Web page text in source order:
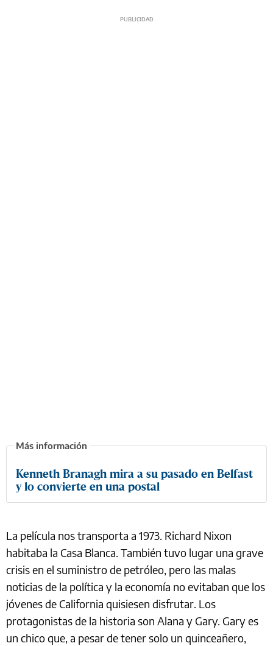
Kenneth Branagh mira a su pasado en Belfast
y lo convierte en una postal
La película nos transporta a 1973. Richard Nixon
habitaba la Casa Blanca. También tuvo lugar una grave
crisis en el suministro de petróleo, pero las malas
noticias de la política y la economía no evitaban que los
jóvenes de California quisiesen disfrutar. Los
protagonistas de la historia son Alana y Gary. Gary es
un chico que, a pesar de tener solo un quinceañero,